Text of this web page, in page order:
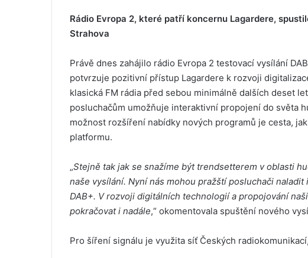
Rádio Evropa 2, které patří koncernu Lagardere,
Strahova
Právě dnes zahájilo rádio Evropa 2 testovací vysílání
potvrzuje pozitivní přístup Lagardere k rozvoji
klasická FM rádia před sebou minimálně dalších deset
posluchačům umožňuje interaktivní propojení do světa
možnost rozšíření nabídky nových programů je cesta,
platformu.
„Stejně tak jak se snažíme být trendsetterem v oblasti
naše vysílání. Nyní nás mohou pražští posluchači
DAB+. V rozvoji digitálních technologií a propojování
pokračovat i nadále,“ okomentovala spuštění nového
Pro šíření signálu je využita síť Českých